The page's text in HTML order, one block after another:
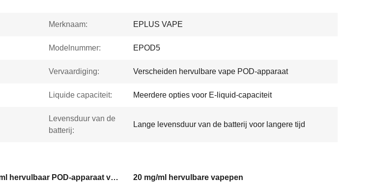
Merknaam: EPLUS VAPE
Modelnummer: EPOD5
Vervaardiging: Verscheiden hervulbare vape POD-apparaat
Liquide capaciteit: Meerdere opties voor E-liquid-capaciteit
Levensduur van de
batterij:
Lange levensduur van de batterij voor langere tijd
2.0 ml hervulbaar POD-apparaat voor vape 20 mg/ml hervulbare vapepen